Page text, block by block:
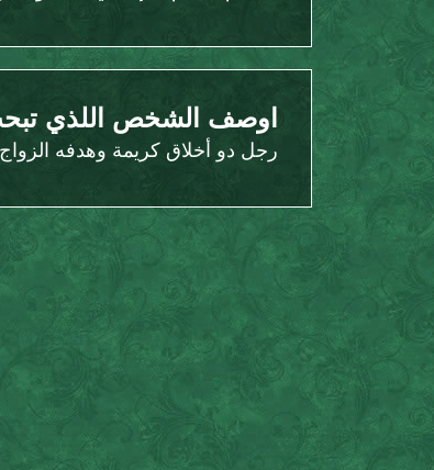
اوصف الشخص اللذي
رجل دو أخلاق كريمة وهدفه